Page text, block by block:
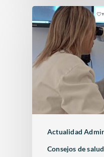
Actualidad
Consejos de